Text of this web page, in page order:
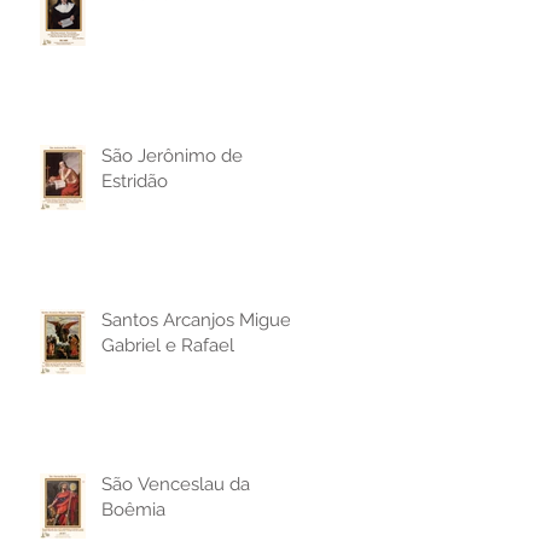
São Jerônimo de
Estridão
Santos Arcanjos Miguel,
Gabriel e Rafael
São Venceslau da
Boêmia